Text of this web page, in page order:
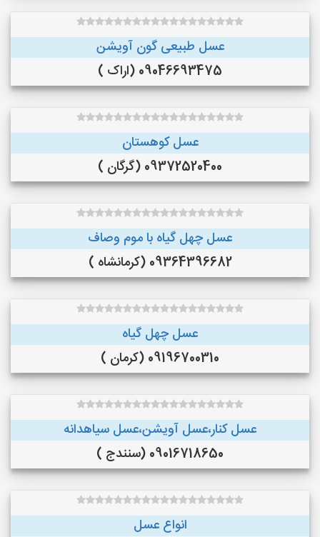
عسل طبیعی گون آویشن
09046693475 (اراک )
عسل کوهستان
09372520400 (گرگان )
عسل چهل گیاه با موم وصاف
09364396682 (کرمانشاه )
عسل چهل گیاه
09196700310 (کرمان )
عسل کنار،عسل آویشن،عسل سیاهدانه
09016718650 (سنندج )
انواع عسل